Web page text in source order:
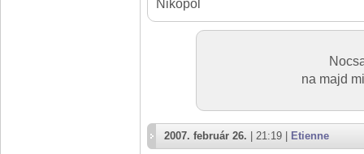
Nikopol
na majd
2007. február 26. | 21:19 | Etienne